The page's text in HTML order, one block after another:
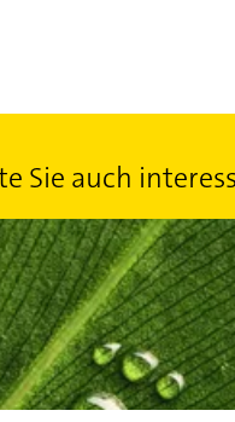
Sie auch
Was ist das